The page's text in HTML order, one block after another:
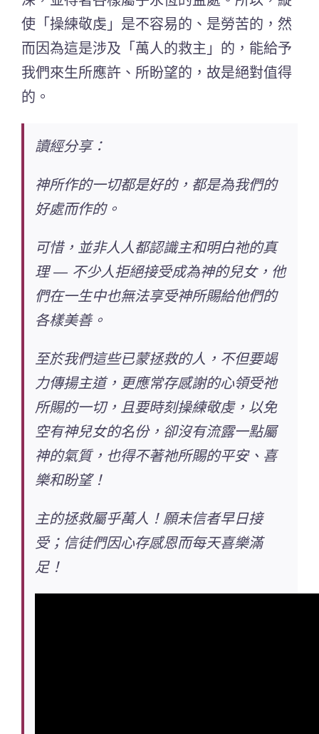
使「操練敬虔」是不容易的、是勞苦的，然
而因為這是涉及「萬人的救主」的，能給予
我們來生所應許、所盼望的，故是絕對值得
的。
讀經分享：
神所作的一切都是好的，都是為我們的
好處而作的。
可惜，並非人人都認識主和明白祂的真
理 — 不少人拒絕接受成為神的兒女，他
們在一生中也無法享受神所賜給他們的
各樣美善。
至於我們這些已蒙拯救的人，不但要竭
力傳揚主道，更應常存感謝的心領受祂
所賜的一切，且要時刻操練敬虔，以免
空有神兒女的名份，卻沒有流露一點屬
神的氣質，也得不著祂所賜的平安、喜
樂和盼望！
主的拯救屬乎萬人！願未信者早日接
受；信徒們因心存感恩而每天喜樂滿
足！